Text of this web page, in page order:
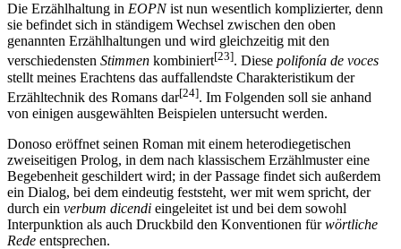
Die Erzählhaltung in EOPNist nun wesentlich komplizierter, denn
sie befindet sich in ständigem Wechsel zwischen den oben
genannten Erzählhaltungen und wird gleichzeitig mit den
verschiedensten Stimmen kombiniert[23]. Diese polifonía de voces
stellt meines Erachtens das auffallendste Charakteristikum der
Erzähltechnik des Romans dar[24]. Im Folgenden soll sie anhand
von einigen ausgewählten Beispielen untersucht werden.
Donoso eröffnet seinen Roman mit einem heterodiegetischen
zweiseitigen Prolog, in dem nach klassischem Erzählmuster eine
Begebenheit geschildert wird; in der Passage findet sich außerdem
ein Dialog, bei dem eindeutig feststeht, wer mit wem spricht, der
durch ein verbum dicendi eingeleitet ist und bei dem sowohl
Interpunktion als auch Druckbild den Konventionen fürwörtliche
Rede entsprechen.